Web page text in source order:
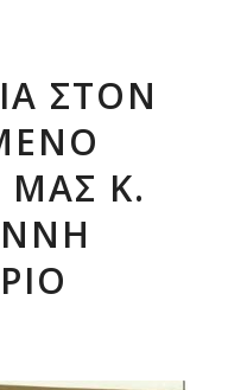
ΣΤΟΝ
ΜΑΣ Κ.